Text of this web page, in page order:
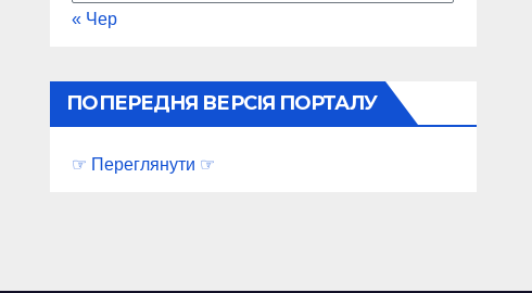
« Чер
ПОПЕРЕДНЯ ВЕРСІЯ ПОРТАЛУ
☞ Переглянути ☞